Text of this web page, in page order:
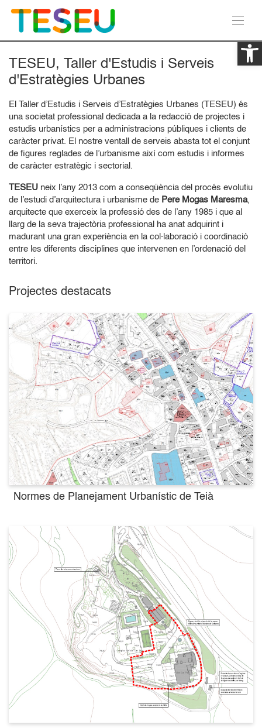
TESEU, Taller d'Estudis i Serveis
d'Estratègies Urbanes
El Taller d’Estudis i Serveis d’Estratègies Urbanes (TESEU) és
una societat professional dedicada a la redacció de projectes i
estudis urbanístics per a administracions públiques i clients de
caràcter privat. El nostre ventall de serveis abasta tot el conjunt
de figures reglades de l’urbanisme així com estudis i informes
de caràcter estratègic i sectorial.
TESEU neix l’any 2013 com a conseqüència del procés evolutiu
de l’estudi d’arquitectura i urbanisme de Pere Mogas Maresma,
arquitecte que exerceix la professió des de l’any 1985 i que al
llarg de la seva trajectòria professional ha anat adquirint i
madurant una gran experiència en la col·laboració i coordinació
entre les diferents disciplines que intervenen en l’ordenació del
territori.
Projectes destacats
Normes de Planejament Urbanístic de Teià